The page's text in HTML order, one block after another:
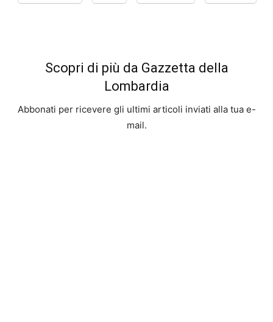
Scopri di più da Gazzetta della
Lombardia
Abbonati per ricevere gli ultimi articoli inviati alla tua e-
mail.